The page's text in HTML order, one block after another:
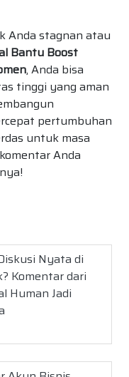
Anda stagnan atau
Bantu Boost
, Anda bisa
tinggi yang aman
pertumbuhan
untuk masa
Anda
Nyata di
Komentar dari
Human Jadi